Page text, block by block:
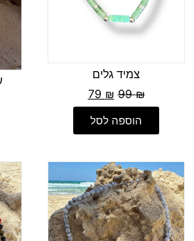
צמיד גלים
99₪
79₪
הוספה לסל